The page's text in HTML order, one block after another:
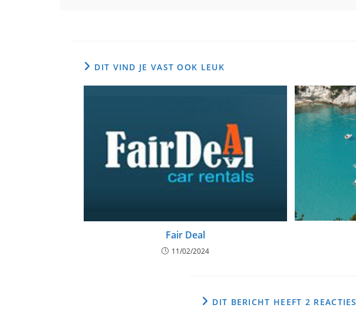
DIT VIND JE VAST OOK LEUK
Fair Deal
11/02/2024
DIT BERICHT HEEFT 2 REACTIES